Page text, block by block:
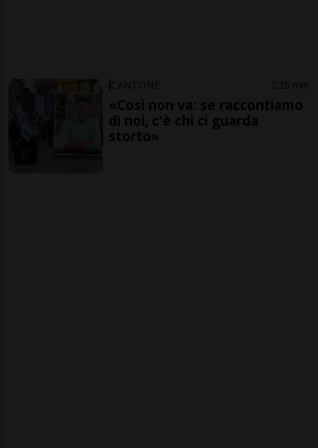
CANTONE 35 min
«Così non va: se raccontiamo
di noi, c'è chi ci guarda
storto»